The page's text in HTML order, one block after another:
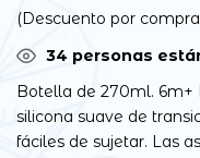
(Descuento por
36 personas
Botella de 270ml. 6m+
silicona suave de
fáciles de sujetar. Las